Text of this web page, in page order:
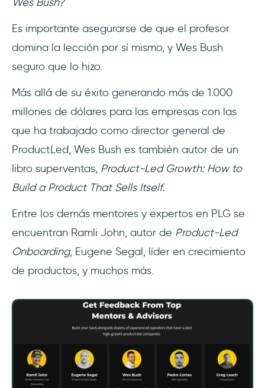
Es importante asegurarse de que el profesor
domina la lección por sí mismo, y Wes Bush
seguro que lo hizo.
Más allá de su éxito generando más de 1.000
millones de dólares para las empresas con las
que ha trabajado como director general de
ProductLed, Wes Bush es también autor de un
libro superventas, Product-Led Growth: How to
Build a Product That Sells Itself.
Entre los demás mentores y expertos en PLG se
encuentran Ramli John, autor de Product-Led
Onboarding, Eugene Segal, líder en crecimiento
de productos, y muchos más.